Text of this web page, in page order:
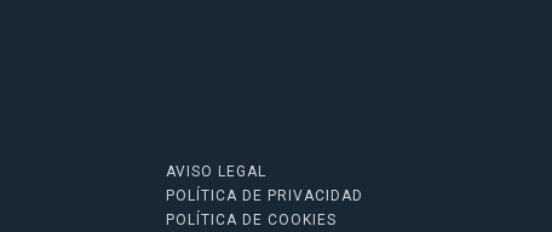
AVISO LEGAL
POLÍTICA DE PRIVACIDAD
POLÍTICA DE COOKIES